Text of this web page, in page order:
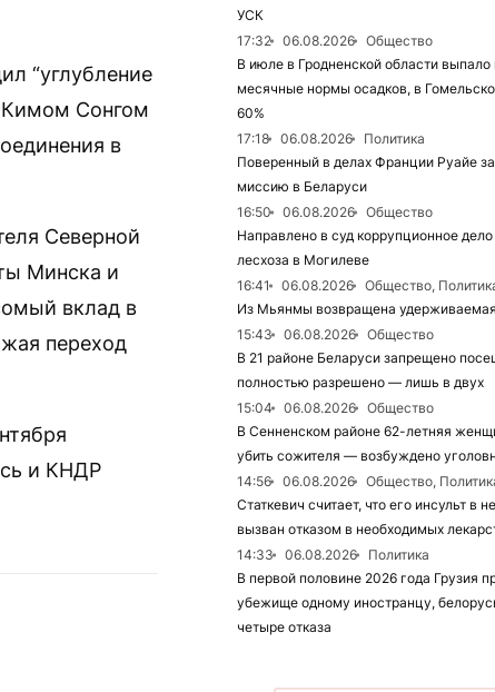
“углубление
Кимом Сонгом
в
Северной
Минска и
вклад в
переход
и КНДР
УСК
17:32
06.08.2026
Общество
В июле в Гродненской области выпало
месячные нормы осадков, в
60%
17:18
06.08.2026
Политика
Поверенный в делах Франции Руайе
миссию в Беларуси
16:50
06.08.2026
Общество
Направлено в суд коррупционное дело
лесхоза в Могилеве
16:41
06.08.2026
Общество,
Из Мьянмы возвращена
15:43
06.08.2026
Общество
В 21 районе Беларуси запрещено
полностью разрешено — лишь в двух
15:04
06.08.2026
Общество
В Сенненском районе 62-летняя
убить сожителя — возбуждено
14:56
06.08.2026
Общество,
Статкевич считает, что его инсульт в
вызван отказом в необходимых
14:33
06.08.2026
Политика
В первой половине 2026 года Грузия
убежище одному иностранцу,
четыре отказа